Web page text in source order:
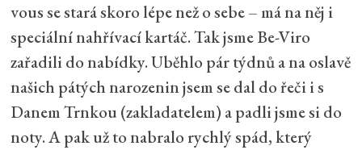
vous se stará skoro lépe než o sebe – má na něj i
speciální nahřívací kartáč. Tak jsme Be-Viro
zařadili do nabídky. Uběhlo pár týdnů a na oslavě
našich pátých narozenin jsem se dal do řeči i s
Danem Trnkou (zakladatelem) a padli jsme si do
noty. A pak už to nabralo rychlý spád, který